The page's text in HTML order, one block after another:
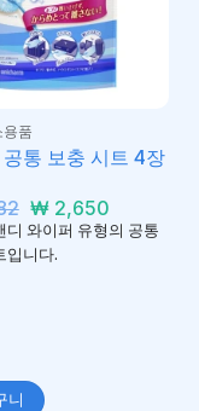
품
통 보충 시트 4장
원
래
가
격:
₩2,650현
재
가
디 와이퍼 유형의 공통
입니다.
니